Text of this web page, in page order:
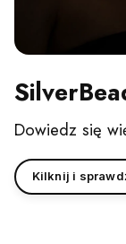
Dowiedz się
Kilknij i